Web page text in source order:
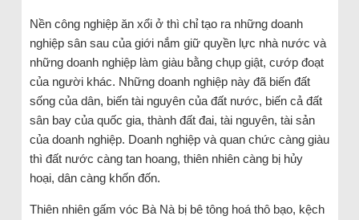
Nền công nghiệp ăn xổi ở thì chỉ tạo ra những doanh
nghiệp sân sau của giới nắm giữ quyền lực nhà nước và
những doanh nghiệp làm giàu bằng chụp giật, cướp đoạt
của người khác. Những doanh nghiệp này đã biến đất
sống của dân, biến tài nguyên của đất nước, biến cả đất
sân bay của quốc gia, thành đất đai, tài nguyên, tài sản
của doanh nghiệp. Doanh nghiệp và quan chức càng giàu
thì đất nước càng tan hoang, thiên nhiên càng bị hủy
hoại, dân càng khốn đốn.
Thiên nhiên gấm vóc Bà Nà bị bê tông hoá thô bạo, kệch